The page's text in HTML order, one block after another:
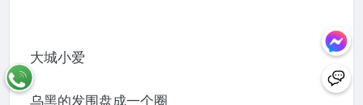
大城小爱
乌黑的发围盘成一个圈